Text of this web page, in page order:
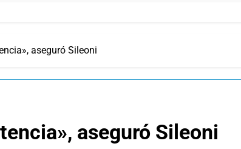
aseguró Sileoni
aseguró Sileoni